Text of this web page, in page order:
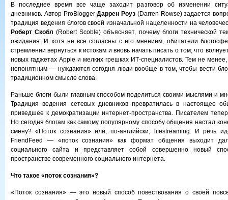
В последнее время все чаще заходит разговор об изменении
дневников. Автор ProBloggerДаррен Роуз (Darren Rowse) задается
традиция ведения блогов своей изначальной нацеленности на
Роберт Скобл (Robert Scoble) объясняет, почему блоги технической
ожидания. И хотя не все согласны с его мнением, обитатели
стремлении вернуться к истокам и вновь начать писать о том, что
новых гаджетах Apple и мелких грешках ИТ-специалистов. Тем не
непонятным — нуждаются сегодня люди вообще в том, чтобы вести
традиционном смысле слова.
Раньше блоги были главным способом поделиться своими мыслями и
Традиция ведения сетевых дневников превратилась в настоящее
приведшее к демократизации интернет-пространства. Писателем
Но сегодня блогам как самому популярному способу общения настал
смену? «Поток сознания» или, по-английски, lifestreaming. И речь
FriendFeed — «поток сознания» как формат общения выходит
социального сайта и представляет собой совершенно новый
пространстве современного социального интернета.
Что такое «поток сознания»?
«Поток сознания» — это новый способ повествования о своей